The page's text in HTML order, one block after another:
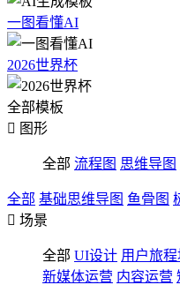
一图看懂AI
2026世界杯
全部模板
 图形
全部 流程图 思维导图
全部 基础思维导图 鱼骨图
 场景
全部 UI设计 用户旅程
新媒体运营 内容运营